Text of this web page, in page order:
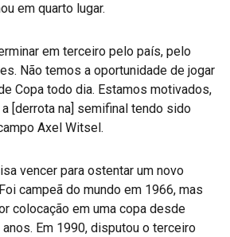
em quarto lugar.
em terceiro pelo país, pelo
Não temos a oportunidade de jogar
Copa todo dia. Estamos motivados,
[derrota na] semifinal tendo sido
Axel Witsel.
vencer para ostentar um novo
campeã do mundo em 1966, mas
colocação em uma copa desde
Em 1990, disputou o terceiro